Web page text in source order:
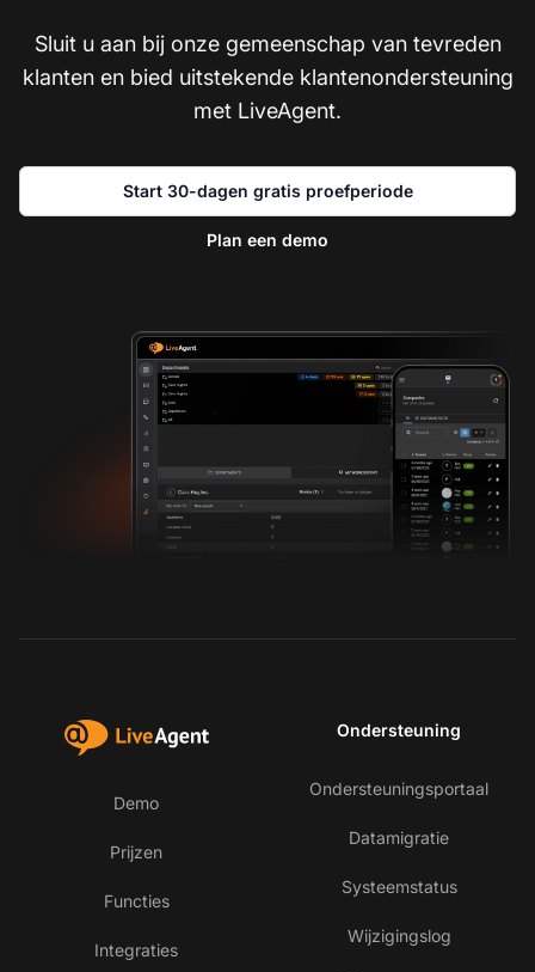
Sluit u aan bij onze gemeenschap van tevreden
klanten en bied uitstekende klantenondersteuning
met LiveAgent.
Start 30-dagen gratis proefperiode
Plan een demo
Demo
Prijzen
Functies
Integraties
Ondersteuning
Ondersteuningsportaal
Datamigratie
Systeemstatus
Wijzigingslog